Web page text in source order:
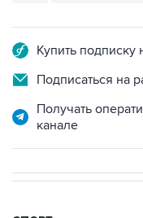
Подписаться на
Получать